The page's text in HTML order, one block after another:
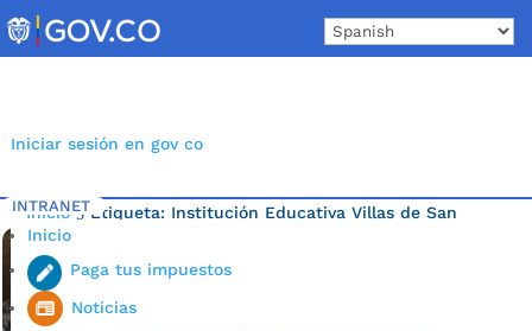
to
content
Iniciar sesión en gov co
INTRANET
Inicio
Paga tus impuestos
Noticias
Inicio 5 Etiqueta: Institución Educativa Villas de San
Ignacio